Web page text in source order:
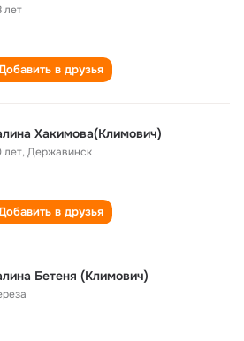
лет
в друзья
Хакимова(Климович)
лет,Державинск
в друзья
Бетеня (Климович)